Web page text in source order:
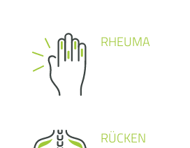
RHEUMA
RÜCKEN